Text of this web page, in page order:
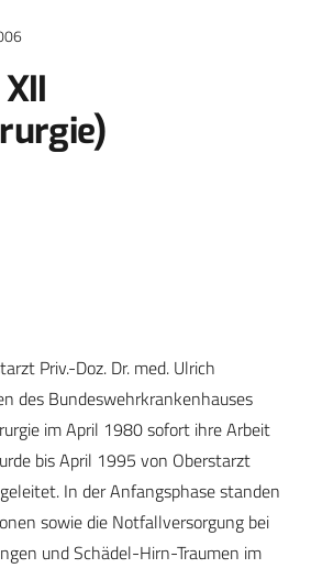
Priv.-Doz. Dr. med. Ulrich
des Bundeswehrkrankenhauses
im April 1980 sofort ihre Arbeit
bis April 1995 von Oberstarzt
In der Anfangsphase standen
sowie die Notfallversorgung bei
und Schädel-Hirn-Traumen im